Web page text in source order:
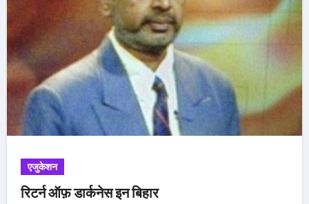
एजुकेशन
रिटर्न ऑफ़ डार्कनेस इन बिहार